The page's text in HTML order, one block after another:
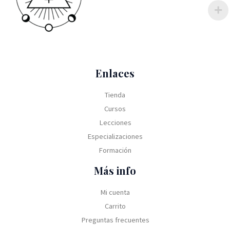
Enlaces
Tienda
Cursos
Lecciones
Especializaciones
Formación
Más info
Mi cuenta
Carrito
Preguntas frecuentes